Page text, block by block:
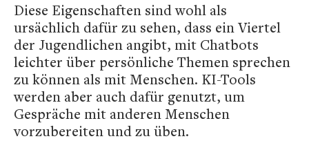
Diese Eigenschaften sind wohl als
ursächlich dafür zu sehen, dass ein Viertel
der Jugendlichen angibt, mit Chatbots
leichter über persönliche Themen sprechen
zu können als mit Menschen. KI-Tools
werden aber auch dafür genutzt, um
Gespräche mit anderen Menschen
vorzubereiten und zu üben.